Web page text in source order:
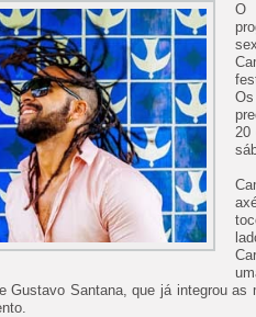
O
20
Gustavo Santana, que já integrou as